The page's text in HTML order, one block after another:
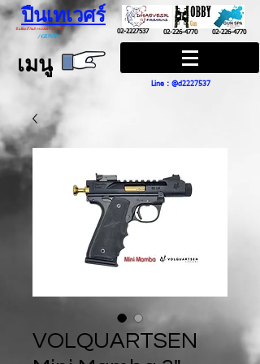
ปืนเทเวศร์
ปืนฮ๊อบบี้ กันส์ HOBBY GUNS
/GUN SPA
02-2227537 02-226-4770 02-226-4770
เมนู
Line : @d2227537
VOLQUARTSEN